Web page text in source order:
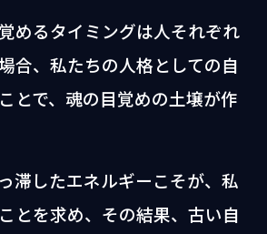
めるタイミングは人それぞれ
合、私たちの人格としての自
とで、魂の目覚めの土壌が作
滞したエネルギーこそが、私
とを求め、その結果、古い自